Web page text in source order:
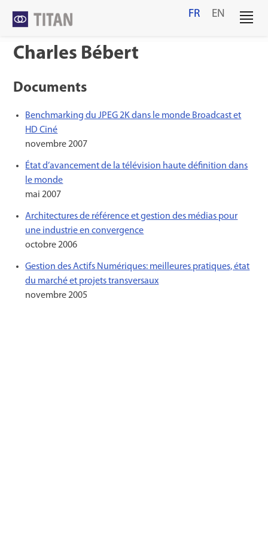
FR EN
Charles Bébert
Documents
Benchmarking du JPEG 2K dans le monde Broadcast et
HD Ciné
novembre 2007
État d’avancement de la télévision haute définition dans
le monde
mai 2007
Architectures de référence et gestion des médias pour
une industrie en convergence
octobre 2006
Gestion des Actifs Numériques: meilleures pratiques, état
du marché et projets transversaux
novembre 2005